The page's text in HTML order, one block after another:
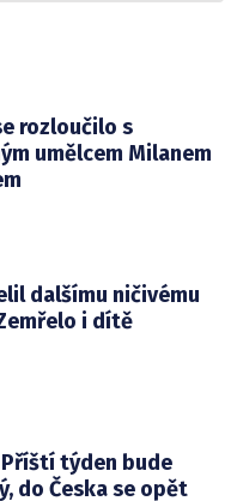
rozloučilo s
umělcem Milanem
dalšímu ničivému
i dítě
Příští týden bude
do Česka se opět